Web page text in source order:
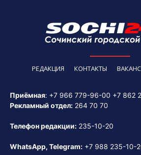
РЕДАКЦИЯ КОНТАКТЫ
Приёмная: +7 966 779-96-00 +7 862
Рекламный отдел: 264 70 70
Телефон редакции: 235-10-20
WhatsApp, Telegram: +7 988 235-10-